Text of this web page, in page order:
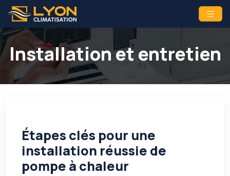
Installation et entretien
Étapes clés pour une
installation réussie de
pompe à chaleur